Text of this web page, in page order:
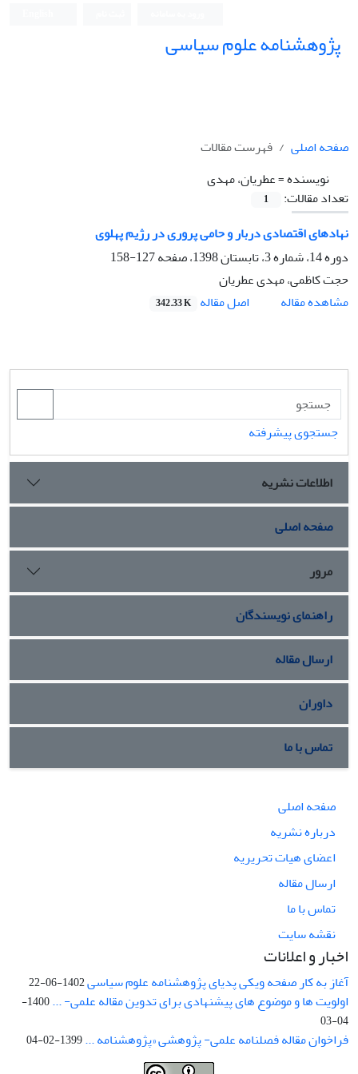
پژوهشنامه علوم سیاسی
صفحه اصلی
فهرست مقالات
نویسنده =عطریان، مهدی
تعداد مقالات:
1
نهادهای اقتصادی دربار و حامی پروری در رژیم پهلوی
دوره 14، شماره 3، تابستان 1398، صفحه
127-158
حجت کاظمی، مهدی عطریان
مشاهده مقاله
اصل مقاله 342.33 K
جستجوی پیشرفته
اطلاعات نشریه
صفحه اصلی
مرور
راهنمای نویسندگان
ارسال مقاله
داوران
تماس با ما
صفحه اصلی
درباره نشریه
اعضای هیات تحریریه
ارسال مقاله
تماس با ما
نقشه سایت
اخبار و اعلانات
آغاز به کار صفحه ویکی پدیای پژوهشنامه علوم سیاسی1402-06-22
اولویت ها و موضوع های پیشنهادی برای تدوین مقاله علمی- ...
1400-
04-03
فراخوان مقاله فصلنامه علمی- پژوهشی «پژوهشنامه ...1399-02-04